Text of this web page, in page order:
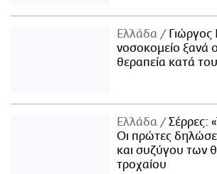
Ελλάδα
Γιώργος
νοσοκομείο ξανά
θεραπεία κατά
Ελλάδα
Σέρρες:
Οι πρώτες
και συζύγου των
τροχαίου